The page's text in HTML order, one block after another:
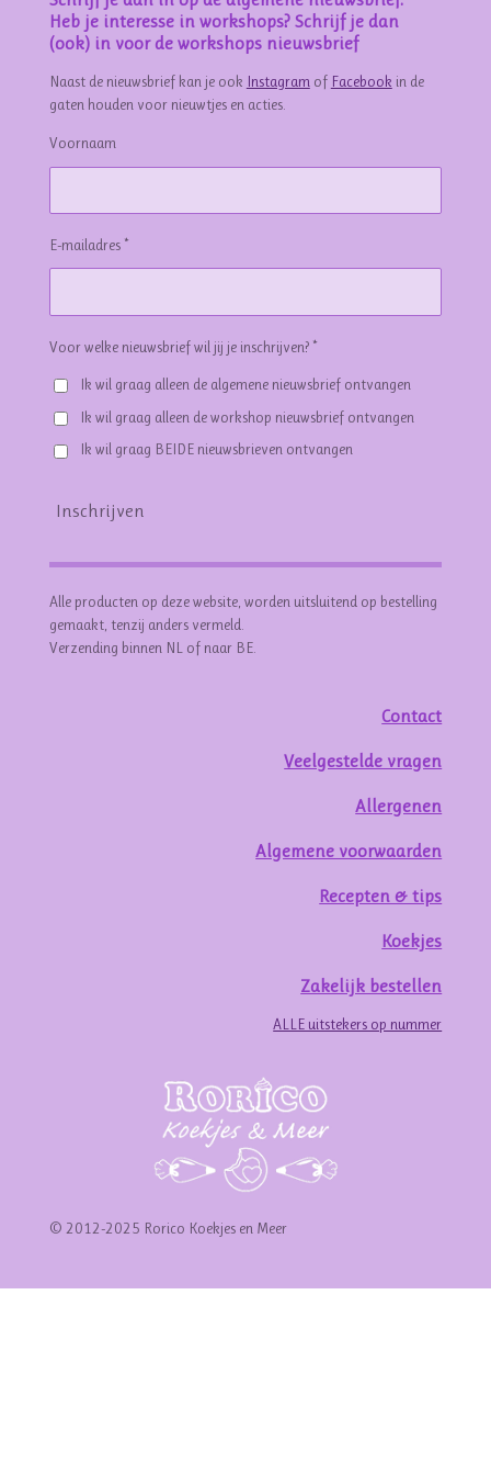
Heb je interesse in workshops? Schrijf je dan
(ook) in voor de workshops nieuwsbrief
Naast de nieuwsbrief kan je ook Instagram of Facebook in de
gaten houden voor nieuwtjes en acties.
Voornaam
E-mailadres *
Voor welke nieuwsbrief wil jij je inschrijven? *
Ik wil graag alleen de algemene nieuwsbrief ontvangen
Ik wil graag alleen de workshop nieuwsbrief ontvangen
Ik wil graag BEIDE nieuwsbrieven ontvangen
Inschrijven
Alle producten op deze website, worden uitsluitend op bestelling
gemaakt, tenzij anders vermeld.
Verzending binnen NL of naar BE.
Contact
Veelgestelde vragen
Allergenen
Algemene voorwaarden
Recepten & tips
Koekjes
Zakelijk bestellen
ALLE uitstekers op nummer
© 2012-2025 Rorico Koekjes en Meer